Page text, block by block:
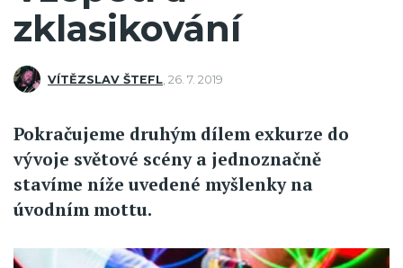
zklasikování
VÍTĚZSLAV ŠTEFL 26. 7. 2019
Pokračujeme druhým dílem exkurze do
vývoje světové scény a jednoznačně
stavíme níže uvedené myšlenky na
úvodním mottu.